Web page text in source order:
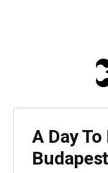
A Day
Budapest